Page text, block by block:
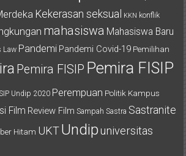
Kekerasan seksual KKN konflik
mahasiswa Mahasiswa Baru
Law Pandemi Pandemi Covid-19 Pemilihan
Pemira FISIP Pemira FISIP
Undip 2020 Perempuan Politik Kampus
Film Review Film Sampah Sastra Sastranite
Hitam UKTUndip universitas